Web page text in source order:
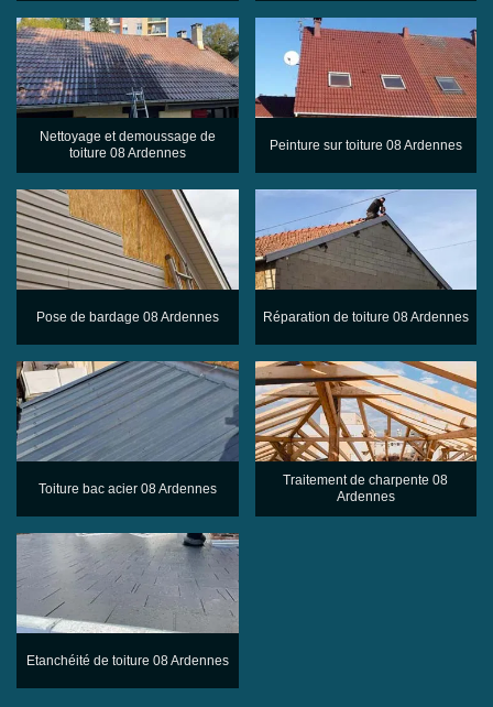
Nettoyage et demoussage de
toiture 08 Ardennes
Peinture sur toiture 08 Ardennes
Pose de bardage 08 Ardennes Réparation de toiture 08 Ardennes
Toiture bac acier 08 Ardennes
Traitement de charpente 08
Ardennes
Etanchéité de toiture 08 Ardennes